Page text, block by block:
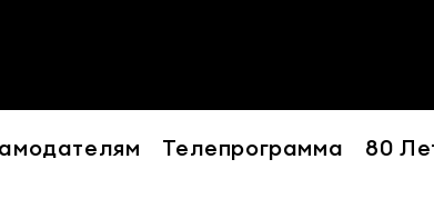
Телепрограмма 80